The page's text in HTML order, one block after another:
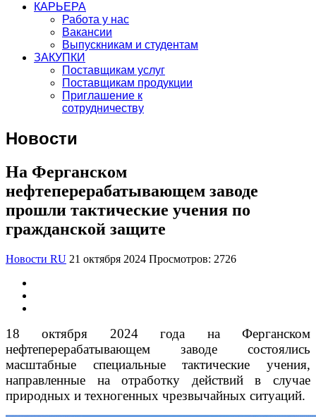
КАРЬЕРА
Работа у нас
Вакансии
Выпускникам и студентам
ЗАКУПКИ
Поставщикам услуг
Поставщикам продукции
Приглашение к
сотрудничеству
Новости
На Ферганском
нефтеперерабатывающем заводе
прошли тактические учения по
гражданской защите
Новости RU 21 октября 2024 Просмотров: 2726
18 октября 2024 года на Ферганском
нефтеперерабатывающем заводе состоялись
масштабные специальные тактические учения,
направленные на отработку действий в случае
природных и техногенных чрезвычайных ситуаций.